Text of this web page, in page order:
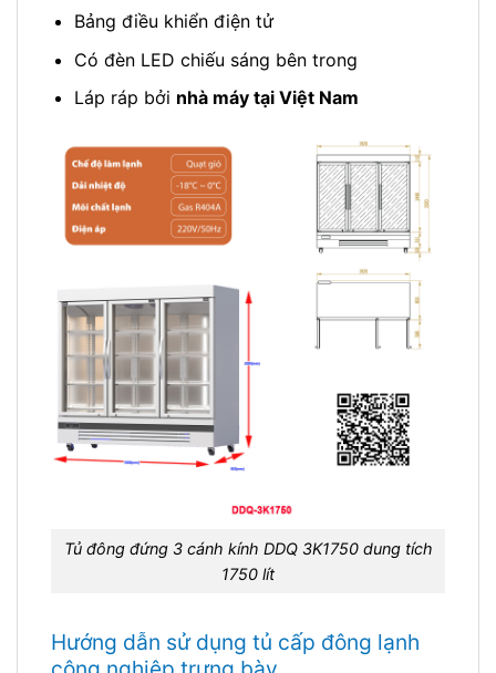
Bảng điều khiển điện tử
Có đèn LED chiếu sáng bên trong
Láp ráp bởi nhà máy tại Việt Nam
Tủ đông đứng 3 cánh kính DDQ 3K1750 dung tích
1750 lít
Hướng dẫn sử dụng tủ cấp đông lạnh